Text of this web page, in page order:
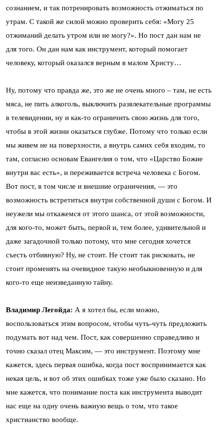
сознанием, и так потренировать возможность отжиматься по
утрам. С такой же силой можно проверить себя: «Могу 25
отжиманий делать утром или не могу?». Но пост дан нам не
для того. Он дан нам как инструмент, который помогает
человеку, который оказался верным в малом Христу…
Ну, потому что правда же, это же не очень много – там, не есть
мяса, не пить алкоголь, выключить развлекательные программы
в телевидении, ну и как-то ограничить свою жизнь для того,
чтобы в этой жизни оказаться глубже. Потому что только если
мы живем не на поверхности, а внутрь самих себя входим, то
там, согласно основам Евангелия о том, что «Царство Божие
внутри вас есть», и переживается встреча человека с Богом.
Вот пост, в том числе и внешние ограничения, — это
возможность встретиться внутри собственной души с Богом. И
неужели мы откажемся от этого шанса, от этой возможности,
для кого-то, может быть, первой и, тем более, удивительной и
даже загадочной только потому, что мне сегодня хочется
съесть отбивную? Ну, не стоит. Не стоит так рисковать, не
стоит променять на очевидное такую необыкновенную и для
кого-то еще неизведанную тайну.
Владимир Легойда: А я хотел бы, если можно,
воспользоваться этим вопросом, чтобы чуть-чуть предложить
подумать вот над чем. Пост, как совершенно справедливо и
точно сказал отец Максим, — это инструмент. Поэтому мне
кажется, здесь первая ошибка, когда пост воспринимается как
некая цель, и вот об этих ошибках тоже уже было сказано. Но
мне кажется, что понимание поста как инструмента выводит
нас еще на одну очень важную вещь о том, что такое
христианство вообще.